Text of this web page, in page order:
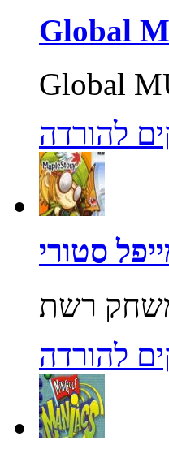
Global
להורדה
להורדה